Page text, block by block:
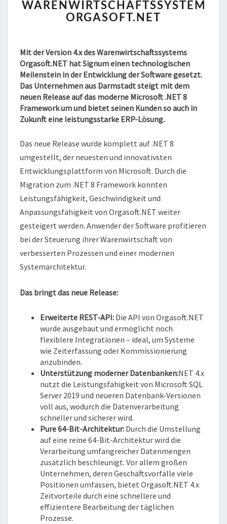
RELEASE
4.X
FÜR
ORGASOFT.NET
WARENWIRTSCHAFTSSYSTEM
ORGASOFT.NET
Mit der Version 4.x des Warenwirtschaftssystems
Orgasoft.NET hat Signum einen technologischen
Meilenstein in der Entwicklung der Software gesetzt.
Das Unternehmen aus Darmstadt steigt mit dem
neuen Release auf das moderne Microsoft .NET 8
Framework um und bietet seinen Kunden so auch in
Zukunft eine leistungsstarke ERP-Lösung.
Das neue Release wurde komplett auf .NET 8
umgestellt, der neuesten und innovativsten
Entwicklungsplattform von Microsoft. Durch die
Migration zum .NET 8 Framework konnten
Leistungsfähigkeit, Geschwindigkeit und
Anpassungsfähigkeit von Orgasoft.NET weiter
gesteigert werden. Anwender der Software profitieren
bei der Steuerung ihrer Warenwirtschaft von
verbesserten Prozessen und einer modernen
Systemarchitektur.
Das bringt das neue Release:
Erweiterte REST-API: Die API von Orgasoft.NET
wurde ausgebaut und ermöglicht noch
flexiblere Integrationen – ideal, um Systeme
wie Zeiterfassung oder Kommissionierung
anzubinden.
Unterstützung moderner Datenbanken:NET 4.x
nutzt die Leistungsfähigkeit von Microsoft SQL
Server 2019 und neueren Datenbank-Versionen
voll aus, wodurch die Datenverarbeitung
schneller und sicherer wird.
Pure 64-Bit-Architektur: Durch die Umstellung
auf eine reine 64-Bit-Architektur wird die
Verarbeitung umfangreicher Datenmengen
zusätzlich beschleunigt. Vor allem großen
Unternehmen, deren Geschäftsvorfälle viele
Positionen umfassen, bietet Orgasoft.NET 4.x
Zeitvorteile durch eine schnellere und
effizientere Bearbeitung der täglichen
Prozesse.